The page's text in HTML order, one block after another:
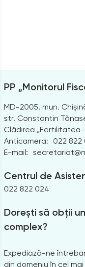
PP „Monitorul
MD-2005, mun.
str. Constantin
Clădirea „Fertilitatea-
Anticamera:
022 822
E-mail:
Centrul de
022 822 024
Dorești să obții
complex?
Expediază-ne
din domeniu în cel